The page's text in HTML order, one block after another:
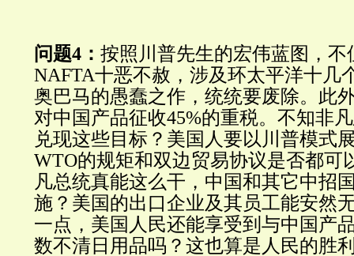
问题4： 按照川普先生的宏伟蓝图，不
NAFTA十恶不赦，涉及环太平洋十几
奥巴马的愚蠢之作，统统要废除。此
对中国产品征收45%的重税。不知非
兑现这些目标？美国人要以川普模式
WTO的规矩和双边贸易协议是否都可
凡总统真能这么干，中国和其它中招
施？美国的出口企业及其员工能安然
一点，美国人民还能享受到与中国产
数不清日用品吗？这也算是人民的胜